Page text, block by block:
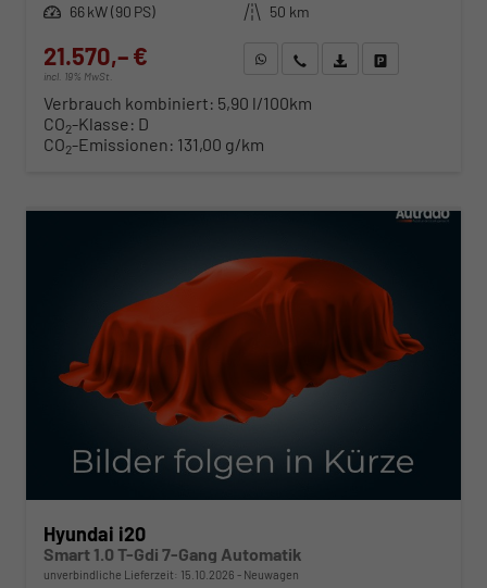
Leistung 66 kW (90 PS) Kilometerstand 50 km
21.570,– €
incl. 19% MwSt.
WhatsApp anfragen
Wir rufen Sie anFahrzeugexposé (PDF)
Verbrauch kombiniert: 5,90 l/100km
CO2-Klasse: D
CO2-Emissionen: 131,00 g/km
Hyundai i20
Smart 1.0 T-Gdi 7-Gang Automatik
unverbindliche Lieferzeit: 15.10.2026 Neuwagen